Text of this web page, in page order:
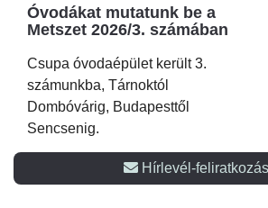
Óvodákat mutatunk be a
Metszet 2026/3. számában
Csupa óvodaépület került 3.
számunkba, Tárnoktól
Dombóvárig, Budapesttől
Sencsenig.
Hírlevél-